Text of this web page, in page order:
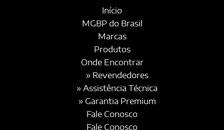
Início
MGBP do Brasil
Marcas
Produtos
Onde Encontrar
» Revendedores
» Assistência Técnica
» Garantia Premium
Fale Conosco
Fale Conosco